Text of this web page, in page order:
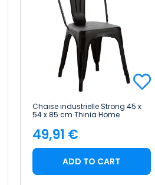
Chaise industrielle Strong 45 x
54 x 85 cm Thinia Home
Price
49,91 €
ADD TO CART